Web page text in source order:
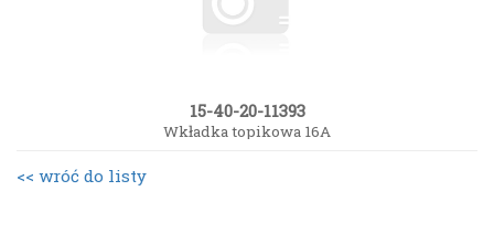
15-40-20-11393
Wkładka topikowa 16A
<< wróć do listy